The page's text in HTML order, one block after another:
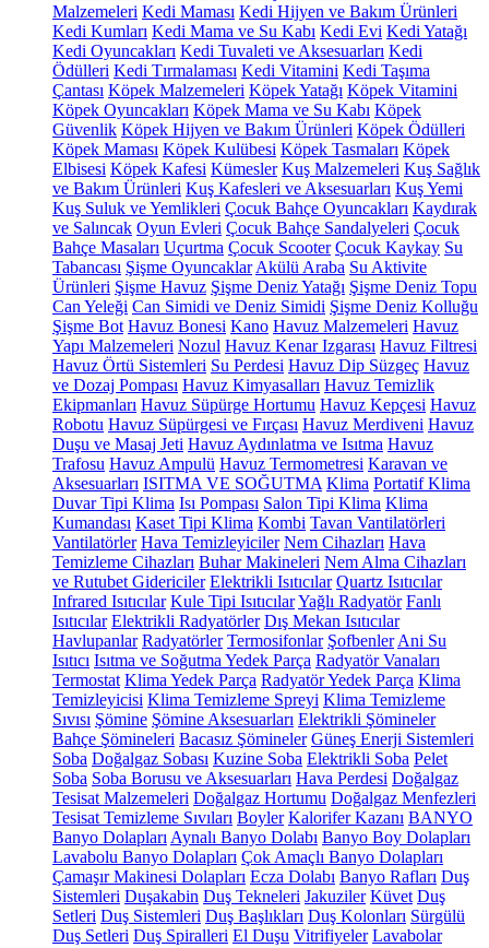
Malzemeleri Kedi Maması Kedi Hijyen ve Bakım Ürünleri
Kedi Kumları Kedi Mama ve Su Kabı Kedi Evi Kedi Yatağı
Kedi Oyuncakları Kedi Tuvaleti ve Aksesuarları Kedi
Ödülleri Kedi Tırmalaması Kedi Vitamini Kedi Taşıma
Çantası Köpek Malzemeleri Köpek Yatağı Köpek Vitamini
Köpek Oyuncakları Köpek Mama ve Su Kabı Köpek
Güvenlik Köpek Hijyen ve Bakım Ürünleri Köpek Ödülleri
Köpek Maması Köpek Kulübesi Köpek Tasmaları Köpek
Elbisesi Köpek Kafesi Kümesler Kuş Malzemeleri Kuş Sağlık
ve Bakım Ürünleri Kuş Kafesleri ve Aksesuarları Kuş Yemi
Kuş Suluk ve Yemlikleri Çocuk Bahçe Oyuncakları Kaydırak
ve Salıncak Oyun Evleri Çocuk Bahçe Sandalyeleri Çocuk
Bahçe Masaları Uçurtma Çocuk Scooter Çocuk Kaykay Su
Tabancası Şişme Oyuncaklar Akülü Araba Su Aktivite
Ürünleri Şişme Havuz Şişme Deniz Yatağı Şişme Deniz Topu
Can Yeleği Can Simidi ve Deniz Simidi Şişme Deniz Kolluğu
Şişme Bot Havuz Bonesi Kano Havuz Malzemeleri Havuz
Yapı Malzemeleri Nozul Havuz Kenar Izgarası Havuz Filtresi
Havuz Örtü Sistemleri Su Perdesi Havuz Dip Süzgeç Havuz
ve Dozaj Pompası Havuz Kimyasalları Havuz Temizlik
Ekipmanları Havuz Süpürge Hortumu Havuz Kepçesi Havuz
Robotu Havuz Süpürgesi ve Fırçası Havuz Merdiveni Havuz
Duşu ve Masaj Jeti Havuz Aydınlatma ve Isıtma Havuz
Trafosu Havuz Ampulü Havuz Termometresi Karavan ve
Aksesuarları ISITMA VE SOĞUTMA Klima Portatif Klima
Duvar Tipi Klima Isı Pompası Salon Tipi Klima Klima
Kumandası Kaset Tipi Klima Kombi Tavan Vantilatörleri
Vantilatörler Hava Temizleyiciler Nem Cihazları Hava
Temizleme Cihazları Buhar Makineleri Nem Alma Cihazları
ve Rutubet Gidericiler Elektrikli Isıtıcılar Quartz Isıtıcılar
Infrared Isıtıcılar Kule Tipi IsıtıcılarYağlı Radyatör Fanlı
Isıtıcılar Elektrikli Radyatörler Dış Mekan Isıtıcılar
Havlupanlar Radyatörler Termosifonlar Şofbenler Ani Su
Isıtıcı Isıtma ve Soğutma Yedek Parça Radyatör Vanaları
Termostat Klima Yedek Parça Radyatör Yedek Parça Klima
Temizleyicisi Klima Temizleme Spreyi Klima Temizleme
Sıvısı Şömine Şömine Aksesuarları Elektrikli Şömineler
Bahçe Şömineleri Bacasız Şömineler Güneş Enerji Sistemleri
Soba Doğalgaz Sobası Kuzine Soba Elektrikli Soba Pelet
Soba Soba Borusu ve Aksesuarları Hava Perdesi Doğalgaz
Tesisat Malzemeleri Doğalgaz Hortumu Doğalgaz Menfezleri
Tesisat Temizleme Sıvıları Boyler Kalorifer Kazanı BANYO
Banyo Dolapları Aynalı Banyo Dolabı Banyo Boy Dolapları
Lavabolu Banyo Dolapları Çok Amaçlı Banyo Dolapları
Çamaşır Makinesi Dolapları Ecza Dolabı Banyo Rafları Duş
Sistemleri Duşakabin Duş Tekneleri Jakuziler Küvet Duş
Setleri Duş Sistemleri Duş Başlıkları Duş Kolonları Sürgülü
Duş Setleri Duş Spiralleri El Duşu Vitrifiyeler Lavabolar